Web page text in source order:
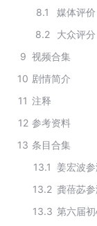
8.1
媒体评价
8.2
大众评分
9 视频合集
10 剧情简介
11 注释
12 参考资料
13 条目合集
13.1
13.2
13.3